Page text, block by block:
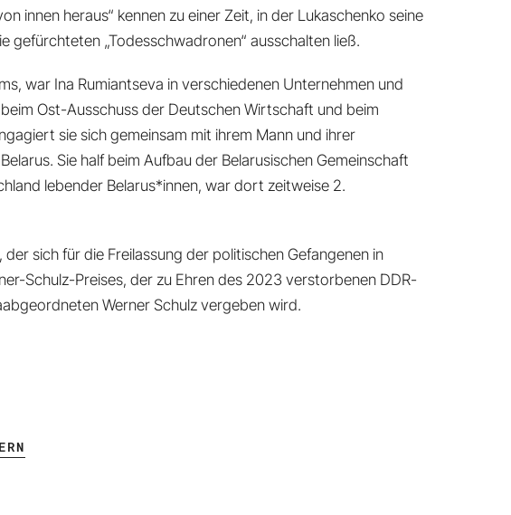
innen heraus“ kennen zu einer Zeit, in der Lukaschenko seine
„Todesschwadronen“ ausschalten ließ.
war Ina Rumiantseva in verschiedenen Unternehmen und
Ost-Ausschuss der Deutschen Wirtschaft und beim
sie sich gemeinsam mit ihrem Mann und ihrer
Sie half beim Aufbau der Belarusischen Gemeinschaft
lebender Belarus*innen, war dort zeitweise 2.
sich für die Freilassung der politischen Gefangenen in
Schulz-Preises, der zu Ehren des 2023 verstorbenen DDR-
Werner Schulz vergeben wird.